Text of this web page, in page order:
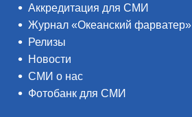
Аккредитация для СМИ
Журнал «Океанский фарватер»
Релизы
Новости
СМИ о нас
Фотобанк для СМИ